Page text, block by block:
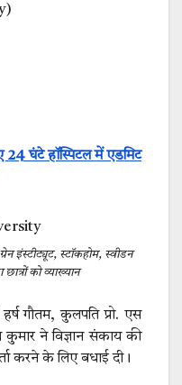
घंटे हॉस्पिटल में एडमिट
ग्रेन इंस्टीट्यूट, स्टॉकहोम, स्वीडन
को व्याख्यान
हर्ष गौतम, कुलपति प्रो. एस
ने विज्ञान संकाय की
करने के लिए बधाई दी।